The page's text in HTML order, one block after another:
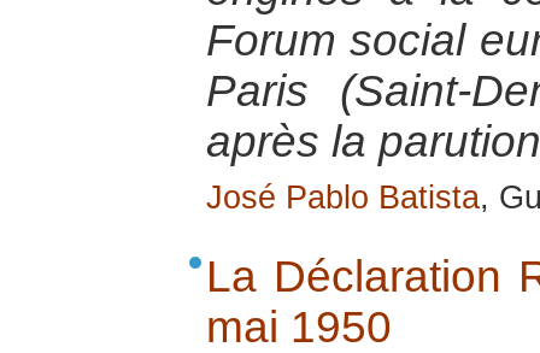
Forum social
Paris (Saint-
après la
José Pablo Batista,
La Déclaration
mai 1950